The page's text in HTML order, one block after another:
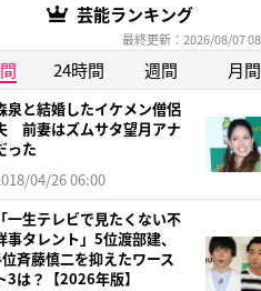
芸能ランキング
最終更新：2026/08/07
24時間 週間 月間
泉と結婚したイケメン僧侶
前妻はズムサタ望月アナ
った
04/26 06:00
「一生テレビで見たくない不
事タレント」5位渡部建、
斉藤慎二を抑えたワース
3は？【2026年版】